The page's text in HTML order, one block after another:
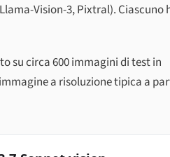
Vision-3, Pixtral). Ciascuno
su circa 600 immagini di test in
a risoluzione tipica a